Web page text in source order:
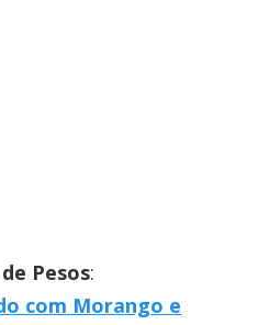
Pesos:
com Morango e